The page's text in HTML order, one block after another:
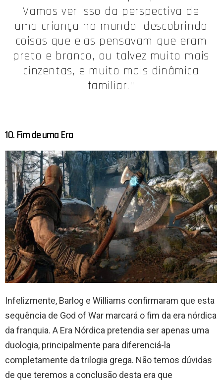
Vamos ver isso da perspectiva de
uma criança no mundo, descobrindo
coisas que elas pensavam que eram
preto e branco, ou talvez muito mais
cinzentas, e muito mais dinâmica
familiar.”
10. Fim de uma Era
Infelizmente, Barlog e Williams confirmaram que esta
sequência de God of War marcará o fim da era nórdica
da franquia. A Era Nórdica pretendia ser apenas uma
duologia, principalmente para diferenciá-la
completamente da trilogia grega. Não temos dúvidas
de que teremos a conclusão desta era que